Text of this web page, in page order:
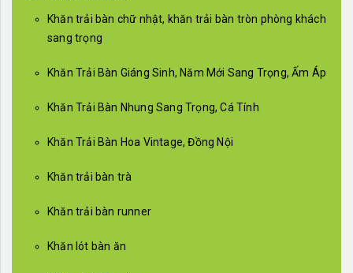
Khăn trải bàn chữ nhật, khăn trải bàn tròn phòng khách
sang trọng
Khăn Trải Bàn Giáng Sinh, Năm Mới Sang Trọng, Ấm Áp
Khăn Trải Bàn Nhung Sang Trọng, Cá Tính
Khăn Trải Bàn Hoa Vintage, Đồng Nội
Khăn trải bàn trà
Khăn trải bàn runner
Khăn lót bàn ăn